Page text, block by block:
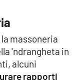
massoneria
'ndrangheta in
alcuni
rapporti